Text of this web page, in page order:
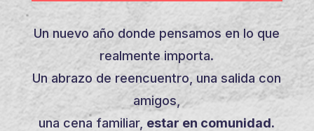
Un nuevo año donde pensamos en lo que
realmente importa.
Un abrazo de reencuentro, una salida con
amigos,
una cena familiar, estar en comunidad.